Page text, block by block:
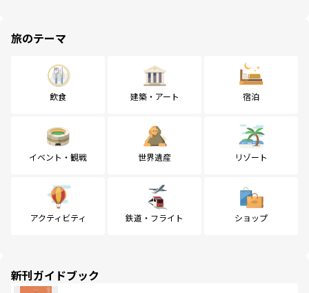
旅のテーマ
飲食 建築・アート 宿泊
イベント・観戦 世界遺産 リゾート
アクティビティ 鉄道・フライト ショップ
新刊ガイドブック